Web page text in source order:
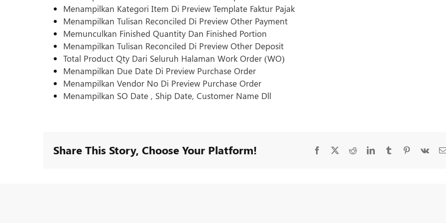
Menampilkan Kategori Item Di Preview Template Faktur Pajak
Menampilkan Tulisan Reconciled Di Preview Other Payment
Memunculkan Finished Quantity Dan Finished Portion
Menampilkan Tulisan Reconciled Di Preview Other Deposit
Total Product Qty Dari Seluruh Halaman Work Order (WO)
Menampilkan Due Date Di Preview Purchase Order
Menampilkan Vendor No Di Preview Purchase Order
Menampilkan SO Date , Ship Date, Customer Name Dll
Share This Story, Choose Your Platform! Facebook
X RedditLinkedInTumblrPinterest
Vk